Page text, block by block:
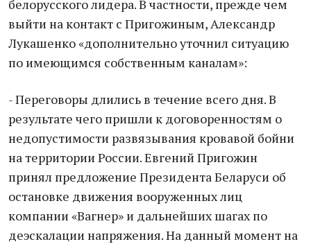
белорусского лидера. В частности, прежде чем
выйти на контакт с Пригожиным, Александр
Лукашенко «дополнительно уточнил ситуацию
по имеющимся собственным каналам»:
- Переговоры длились в течение всего дня. В
результате чего пришли к договоренностям о
недопустимости развязывания кровавой бойни
на территории России. Евгений Пригожин
принял предложение Президента Беларуси об
остановке движения вооруженных лиц
компании «Вагнер» и дальнейших шагах по
деэскалации напряжения. На данный момент на